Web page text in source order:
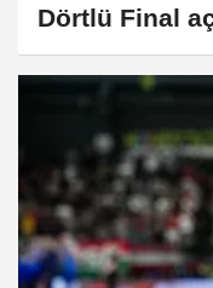
Dörtlü Final